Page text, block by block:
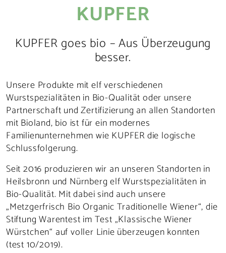
KUPFER
KUPFER goes bio – Aus Überzeugung
besser.
Unsere Produkte mit elf verschiedenen
Wurstspezialitäten in Bio-Qualität oder unsere
Partnerschaft und Zertifizierung an allen Standorten
mit Bioland, bio ist für ein modernes
Familienunternehmen wie KUPFER die logische
Schlussfolgerung.
Seit 2016 produzieren wir an unseren Standorten in
Heilsbronn und Nürnberg elf Wurstspezialitäten in
Bio-Qualität. Mit dabei sind auch unsere
„Metzgerfrisch Bio Organic Traditionelle Wiener“, die
Stiftung Warentest im Test „Klassische Wiener
Würstchen“ auf voller Linie überzeugen konnten
(test 10/2019).